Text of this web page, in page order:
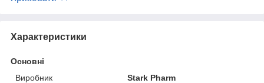
Характеристики
Основні
Виробник
Stark Pharm